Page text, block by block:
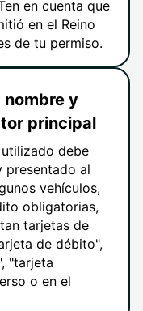
en cuenta que
en el Reino
de tu permiso.
y
principal
debe
presentado al
vehículos,
obligatorias,
tarjetas de
de débito",
"tarjeta
o en el